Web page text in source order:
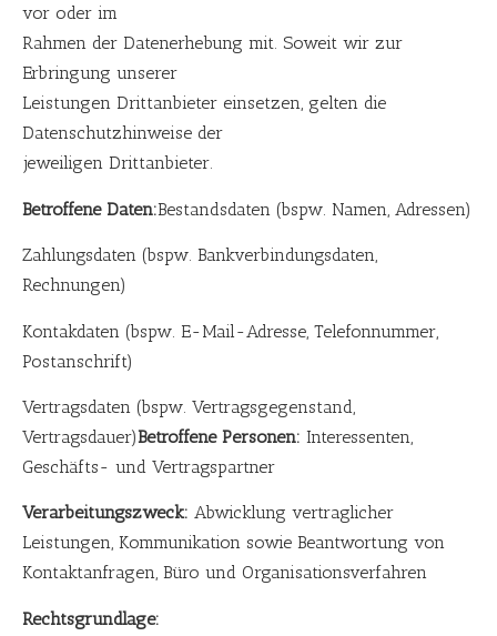
vor oder im
Rahmen der Datenerhebung mit. Soweit wir zur
Erbringung unserer
Leistungen Drittanbieter einsetzen, gelten die
Datenschutzhinweise der
jeweiligen Drittanbieter.
Betroffene Daten:Bestandsdaten (bspw. Namen, Adressen)
Zahlungsdaten (bspw. Bankverbindungsdaten,
Rechnungen)
Kontakdaten (bspw. E-Mail-Adresse, Telefonnummer,
Postanschrift)
Vertragsdaten (bspw. Vertragsgegenstand,
Vertragsdauer)Betroffene Personen: Interessenten,
Geschäfts- und Vertragspartner
Verarbeitungszweck: Abwicklung vertraglicher
Leistungen, Kommunikation sowie Beantwortung von
Kontaktanfragen, Büro und Organisationsverfahren
Rechtsgrundlage: